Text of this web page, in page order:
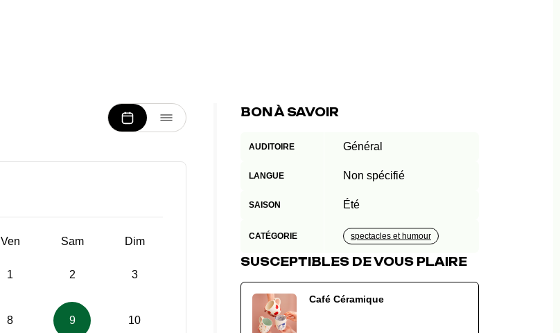
Ven Sam Dim
1 2 3
8 9 10
BON À SAVOIR
AUDITOIRE Général
LANGUE Non spécifié
SAISON Été
CATÉGORIE spectacles et humour
SUSCEPTIBLES DE VOUS PLAIRE
Café Céramique